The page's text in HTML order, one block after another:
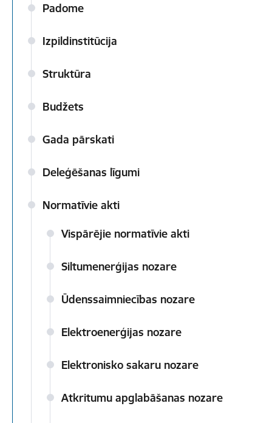
Padome
Izpildinstitūcija
Struktūra
Budžets
Gada pārskati
Deleģēšanas līgumi
Normatīvie akti
Vispārējie normatīvie akti
Siltumenerģijas nozare
Ūdenssaimniecības nozare
Elektroenerģijas nozare
Elektronisko sakaru nozare
Atkritumu apglabāšanas nozare